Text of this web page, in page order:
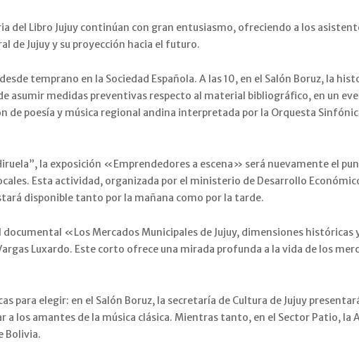
del Libro Jujuy continúan con gran entusiasmo, ofreciendo a los
de Jujuy y su proyección hacia el futuro.
temprano en la Sociedad Española. A las 10, en el Salón Boruz, la
asumir medidas preventivas respecto al material bibliográfico, en un
de poesía y música regional andina interpretada por la Orquesta
la exposición «Emprendedores a escena» será nuevamente el
Esta actividad, organizada por el ministerio de Desarrollo
disponible tanto por la mañana como por la tarde.
documental «Los Mercados Municipales de Jujuy, dimensiones
Luxardo. Este corto ofrece una mirada profunda a la vida de los
para elegir: en el Salón Boruz, la secretaría de Cultura de Jujuy
los amantes de la música clásica. Mientras tanto, en el Sector Patio, la
Bolivia.